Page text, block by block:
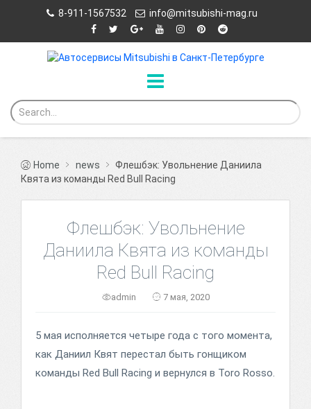
8-911-1567532 info@mitsubishi-mag.ru
Home news
Флешбэк: Увольнение Даниила
Квята из команды Red Bull Racing
Флешбэк: Увольнение
Даниила Квята из команды
Red Bull Racing
admin 7 мая, 2020
5 мая исполняется четыре года с того момента,
как Даниил Квят перестал быть гонщиком
команды Red Bull Racing и вернулся в Toro Rosso.